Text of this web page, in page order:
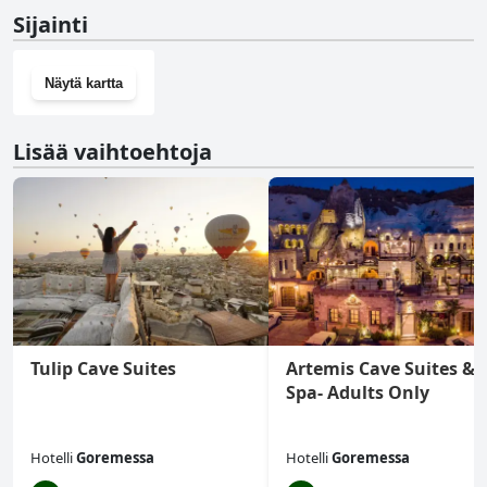
Sijainti
Näytä kartta
Lisää vaihtoehtoja
Tulip Cave Suites
HotelliGoremessa
Artemis Cave Suites &
Spa- Adults Only
HotelliGoremessa